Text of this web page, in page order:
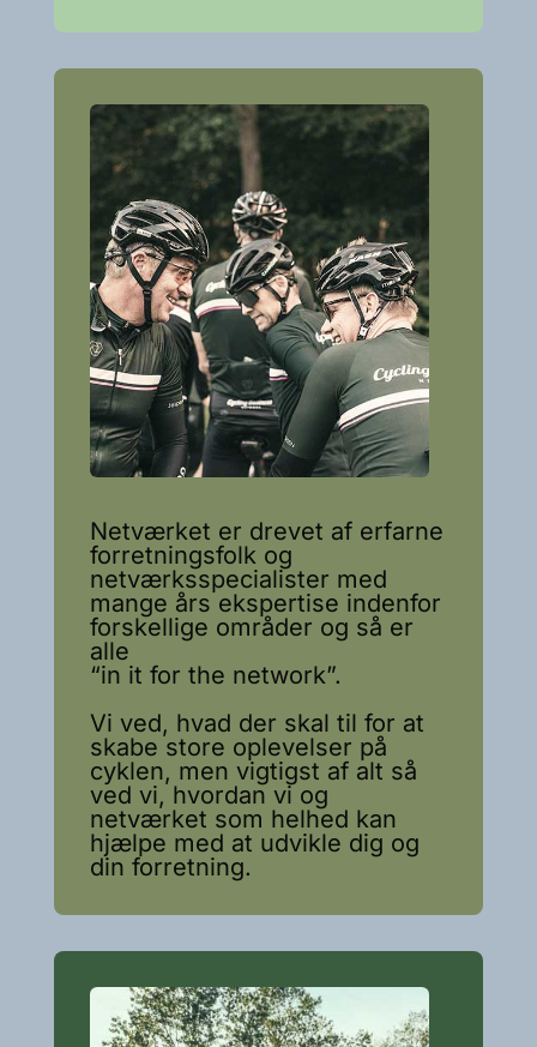
Netværket er drevet af erfarne
forretningsfolk og
netværksspecialister med
mange års ekspertise indenfor
forskellige områder og så er
alle
“in it for the network”.
Vi ved, hvad der skal til for at
skabe store oplevelser på
cyklen, men vigtigst af alt så
ved vi, hvordan vi og
netværket som helhed kan
hjælpe med at udvikle dig og
din forretning.